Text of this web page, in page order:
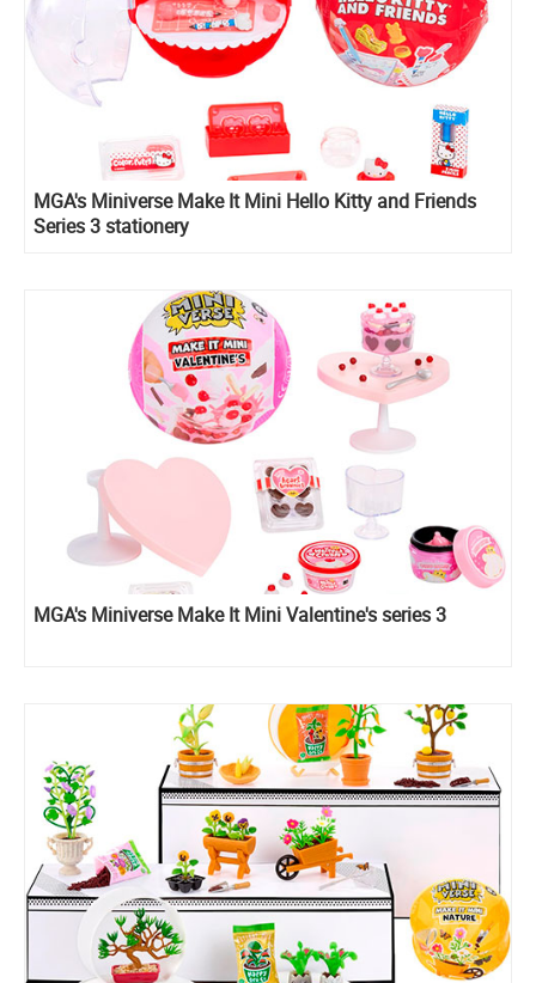
MGA's Miniverse Make It Mini Hello Kitty and Friends
Series 3 stationery
MGA's Miniverse Make It Mini Valentine's series 3